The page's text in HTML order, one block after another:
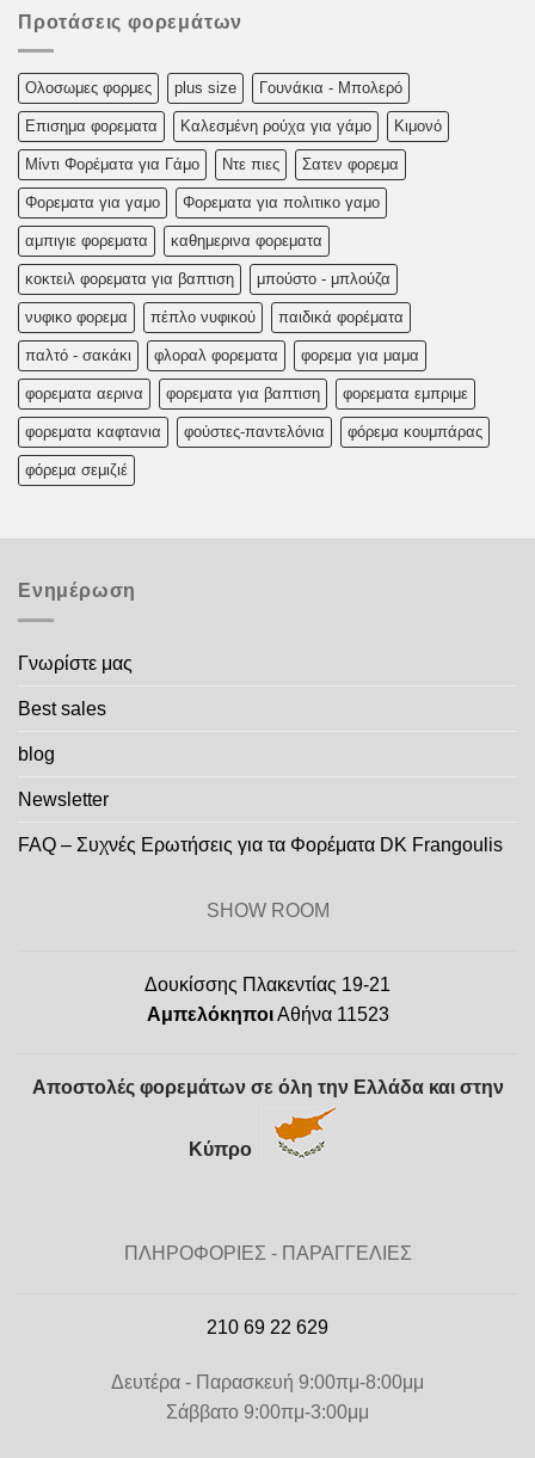
Προτάσεις φορεμάτων
Oλoσωμες φoρμες plus size Γουνάκια - Μπολερό
Επισημα φορεματα Καλεσμένη ρούχα για γάμο Κιμονό
Μίντι Φορέματα για Γάμο Ντε πιες Σατεν φορεμα
Φορεματα για γαμο Φορεματα για πολιτικο γαμο
αμπιγιε φορεματα καθημερινα φορεματα
κοκτειλ φορεματα για βαπτιση μπούστο - μπλούζα
νυφικο φορεμα πέπλο νυφικού παιδικά φορέματα
παλτό - σακάκι φλοραλ φορεματα φορεμα για μαμα
φορεματα αερινα φορεματα για βαπτιση φορεματα εμπριμε
φορεματα καφτανια φούστες-παντελόνια φόρεμα κουμπάρας
φόρεμα σεμιζιέ
Ενημέρωση
Γνωρίστε μας
Best sales
blog
Newsletter
FAQ – Συχνές Ερωτήσεις για τα Φορέματα DK Frangoulis
SHOW ROOM
Δουκίσσης Πλακεντίας 19-21
ΑμπελόκηποιΑθήνα 11523
Αποστολές φορεμάτων σε όλη την Ελλάδα και στην
Κύπρο
ΠΛΗΡΟΦΟΡΙΕΣ - ΠΑΡΑΓΓΕΛΙΕΣ
210 69 22 629
Δευτέρα - Παρασκευή 9:00πμ-8:00μμ
Σάββατο 9:00πμ-3:00μμ